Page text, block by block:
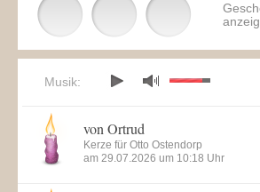
Musik:
von Ortrud
Kerze für Otto Ostendorp
am 29.07.2026 um 10:18 Uhr